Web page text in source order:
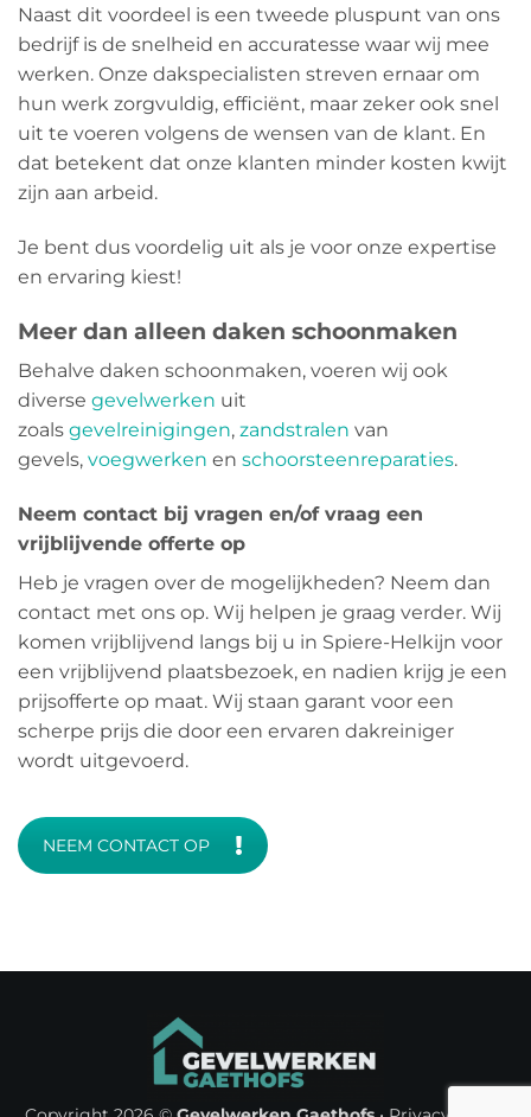
Naast dit voordeel is een tweede pluspunt van ons
bedrijf is de snelheid en accuratesse waar wij mee
werken. Onze dakspecialisten streven ernaar om
hun werk zorgvuldig, efficiënt, maar zeker ook snel
uit te voeren volgens de wensen van de klant. En
dat betekent dat onze klanten minder kosten kwijt
zijn aan arbeid.
Je bent dus voordelig uit als je voor onze expertise
en ervaring kiest!
Meer dan alleen daken schoonmaken
Behalve daken schoonmaken, voeren wij ook
diverse gevelwerken uit
zoals gevelreinigingen, zandstralen van
gevels, voegwerken en schoorsteenreparaties.
Neem contact bij vragen en/of vraag een
vrijblijvende offerte op
Heb je vragen over de mogelijkheden? Neem dan
contact met ons op. Wij helpen je graag verder. Wij
komen vrijblijvend langs bij u in Spiere-Helkijn voor
een vrijblijvend plaatsbezoek, en nadien krijg je een
prijsofferte op maat. Wij staan garant voor een
scherpe prijs die door een ervaren dakreiniger
wordt uitgevoerd.
NEEM CONTACT OP